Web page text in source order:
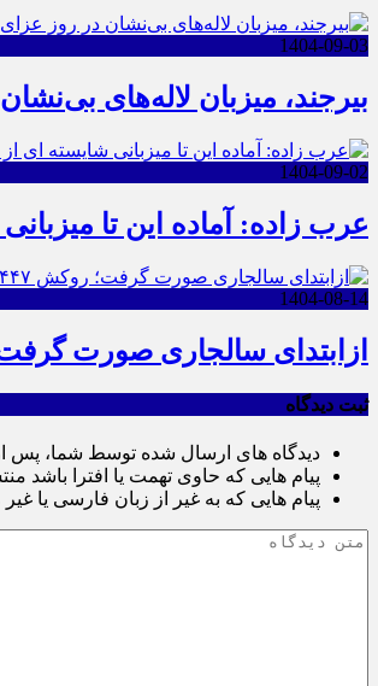
1404-09-03
بیرجند، میزبان لاله‌های
1404-09-02
عرب زاده: آماده این تا
1404-08-14
ازابتدای سالجاری صورت گرفت؛ روکش ۴۴۷ کیلومتر از
ثبت دیدگاه
دیدگاه های ارسال شده توسط شما، پس
پیام هایی که حاوی تهمت یا افترا باشد
پیام هایی که به غیر از زبان فارسی یا